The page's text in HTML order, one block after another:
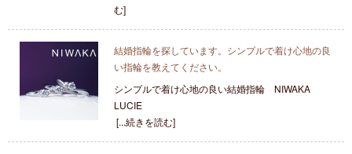
む]
結婚指輪を探しています。シンプルで着け心地の良
い指輪を教えてください。
シンプルで着け心地の良い結婚指輪 NIWAKA
LUCIE
[...続きを読む]